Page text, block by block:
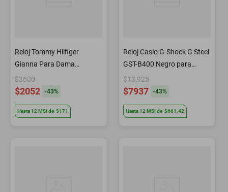
Reloj Tommy Hilfiger
Gianna Para Dama
1782748
$3600
$2052 -43%
Hasta12 MSIde $171
Reloj Casio G-Shock G Steel
GST-B400 Negro para
Caballero
$13,925
$7937 -43%
Hasta12MSI de $661.42